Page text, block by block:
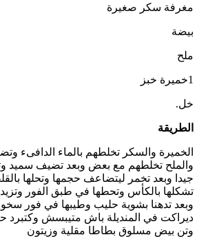
مغرفة سكر صغيرة
بيضة
ملح
1خميرة خبز
خل.
الطريقة
الخميرة والسكر تخلطهم بالماء الدافىء
والملح تخلطهم مع بعض وبعد تضيف سميد
جيدا وبعد تخمر ليتضاعف حجمها وتحلها
تشكلها بالكأس وتحطها في طبق الفور
وبعد تدهنا بشوية حليب وطيبها في فور
ديراكت في المنديلة باش متيبسش وكتبرد
وتن بيض مسلوق بطاطا مقلية وزيتون